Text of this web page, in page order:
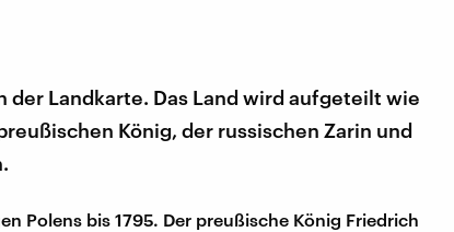
der Landkarte. Das Land wird aufgeteilt wie
König, der russischen Zarin und
Polens bis 1795. Der preußische König Friedrich